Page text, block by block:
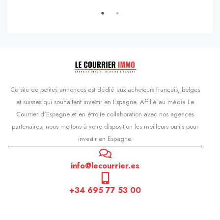
Ce site de petites annonces est dédié aux acheteurs français, belges
et suisses qui souhaitent investir en Espagne. Affilié au média Le
Courrier d'Espagne et en étroite collaboration avec nos agences
partenaires, nous mettons à votre disposition les meilleurs outils pour
investir en Espagne.
info@lecourrier.es
+34 695 77 53 00